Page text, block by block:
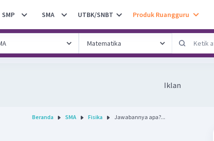
SMP SMA UTBK/SNBT Produk Ruangguru
Iklan
Beranda SMA Fisika Jawabannya apa?...